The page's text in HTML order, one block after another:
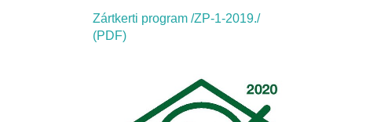
Zártkerti program /ZP-1-2019./
(PDF)